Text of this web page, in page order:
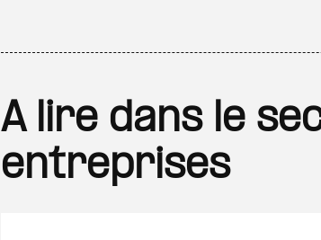
A lire dans le
entreprises